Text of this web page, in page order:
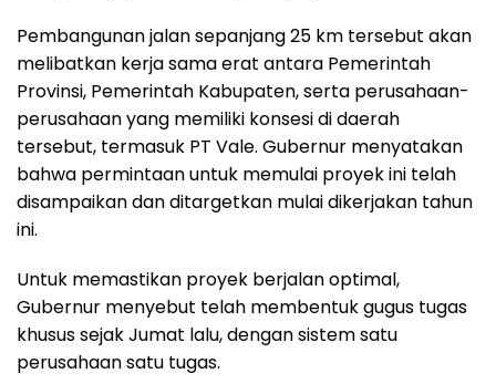
Pembangunan jalan sepanjang 25 km tersebut akan
melibatkan kerja sama erat antara Pemerintah
Provinsi, Pemerintah Kabupaten, serta perusahaan-
perusahaan yang memiliki konsesi di daerah
tersebut, termasuk PT Vale. Gubernur menyatakan
bahwa permintaan untuk memulai proyek ini telah
disampaikan dan ditargetkan mulai dikerjakan tahun
ini.
Untuk memastikan proyek berjalan optimal,
Gubernur menyebut telah membentuk gugus tugas
khusus sejak Jumat lalu, dengan sistem satu
perusahaan satu tugas.